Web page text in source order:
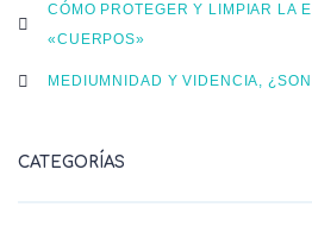
CÓMO PROTEGER Y LIMPIAR LA
«CUERPOS»
MEDIUMNIDAD Y VIDENCIA,
CATEGORÍAS